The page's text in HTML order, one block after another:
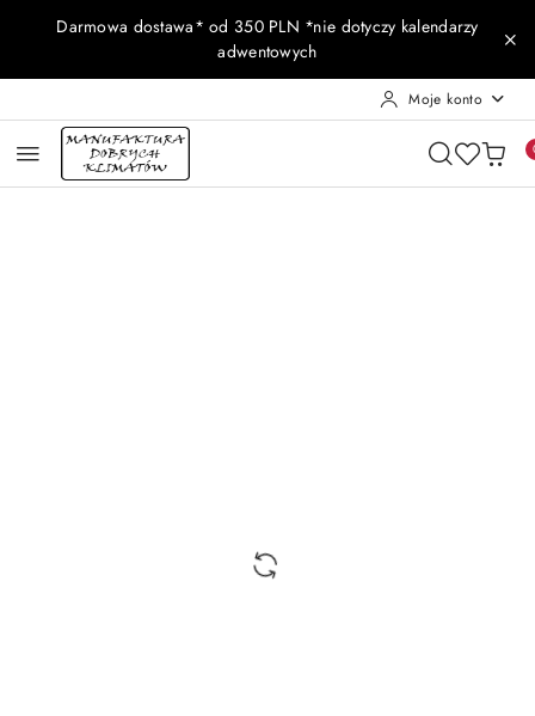
Przejdź do treści głównej
Przejdź do wyszukiwarki
Przejdź do moje konto
Przejdź do menu głównego
Przejdź do opisu produktu
Przejdź do stopki
Darmowa dostawa* od 350 PLN *nie dotyczy kalendarzy
adwentowych
Moje konto